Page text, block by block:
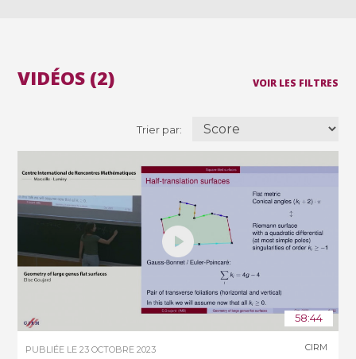
VOIR LES FILTRES
Trier par:
VIDÉOS (2)
58:44
PUBLIÉE LE23 OCTOBRE 2023 CIRM